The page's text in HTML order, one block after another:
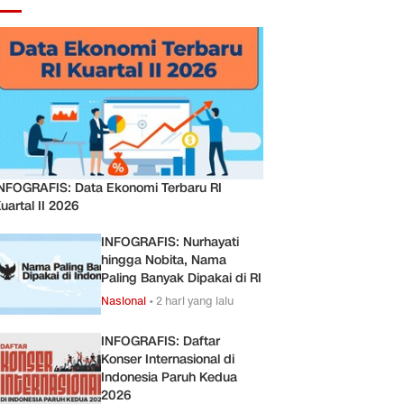
Data Ekonomi Terbaru RI
II 2026
INFOGRAFIS: Nurhayati
hingga Nobita, Nama
Paling Banyak Dipakai di RI
Nasional •2 hari yang lalu
INFOGRAFIS: Daftar
Konser Internasional di
Indonesia Paruh Kedua
2026